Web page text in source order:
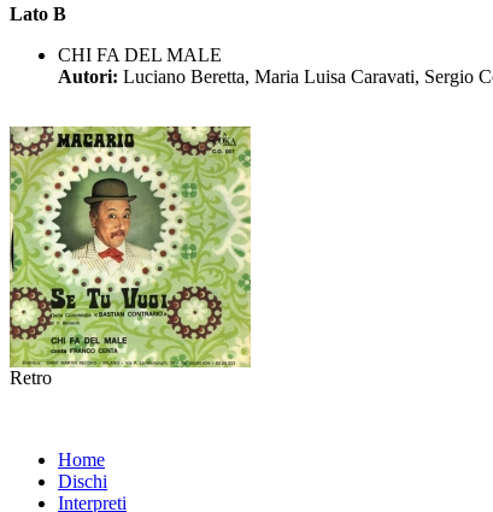
Lato B
CHI FA DEL MALE
Autori: Luciano Beretta, Maria Luisa Caravati, Sergio
Retro
Home
Dischi
Interpreti